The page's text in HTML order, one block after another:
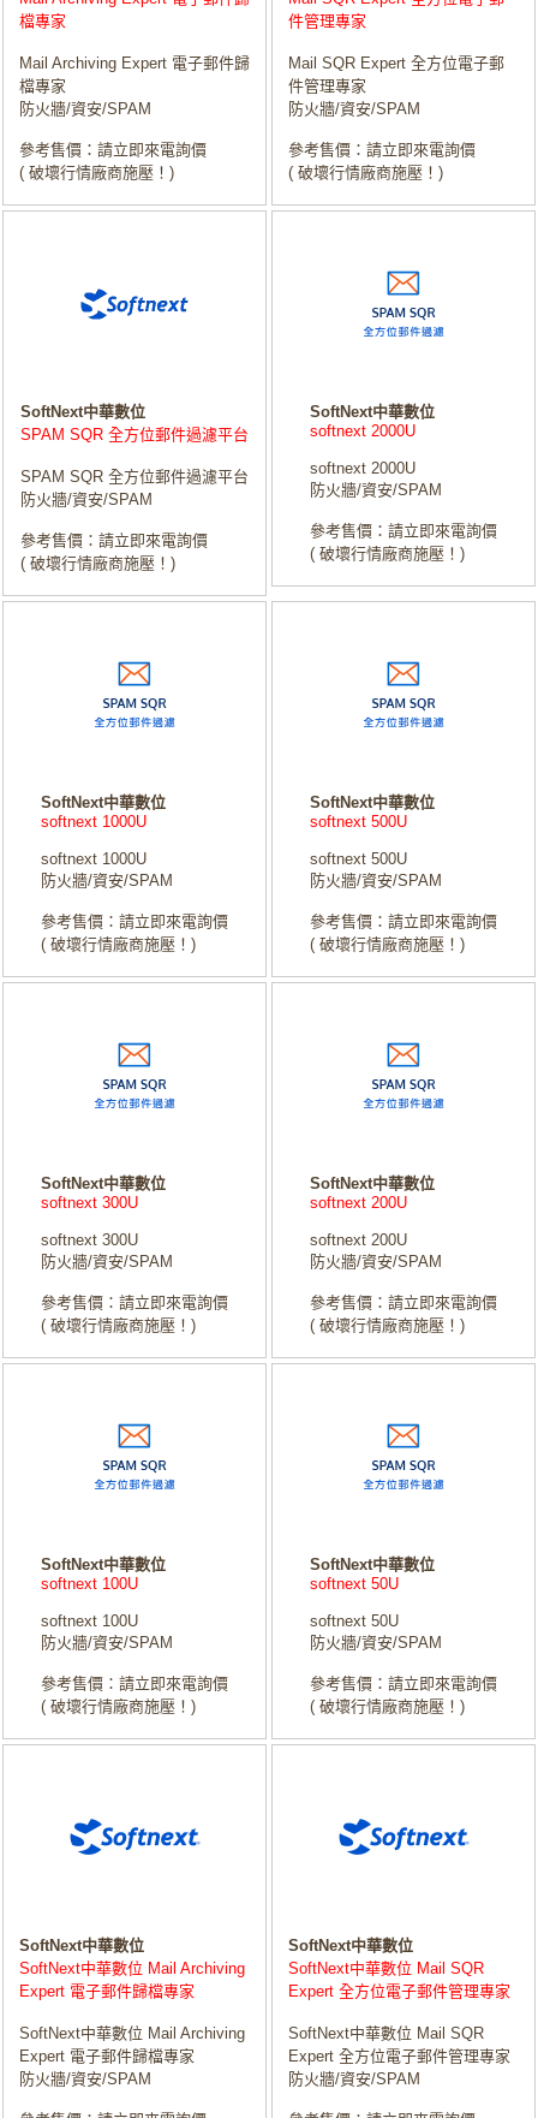
檔專家
Mail Archiving Expert 電子郵件歸
檔專家
防火牆/資安/SPAM
參考售價：請立即來電詢價
( 破壞行情廠商施壓！)
件管理專家
Mail SQR Expert 全方位電子郵
件管理專家
防火牆/資安/SPAM
參考售價：請立即來電詢價
( 破壞行情廠商施壓！)
SoftNext中華數位
SPAM SQR 全方位郵件過濾平台
SPAM SQR 全方位郵件過濾平台
防火牆/資安/SPAM
參考售價：請立即來電詢價
( 破壞行情廠商施壓！)
SoftNext中華數位
softnext 2000U
softnext 2000U
防火牆/資安/SPAM
參考售價：請立即來電詢價
( 破壞行情廠商施壓！)
SoftNext中華數位
softnext 1000U
softnext 1000U
防火牆/資安/SPAM
參考售價：請立即來電詢價
( 破壞行情廠商施壓！)
SoftNext中華數位
softnext 500U
softnext 500U
防火牆/資安/SPAM
參考售價：請立即來電詢價
( 破壞行情廠商施壓！)
SoftNext中華數位
softnext 300U
softnext 300U
防火牆/資安/SPAM
參考售價：請立即來電詢價
( 破壞行情廠商施壓！)
SoftNext中華數位
softnext 200U
softnext 200U
防火牆/資安/SPAM
參考售價：請立即來電詢價
( 破壞行情廠商施壓！)
SoftNext中華數位
softnext 100U
softnext 100U
防火牆/資安/SPAM
參考售價：請立即來電詢價
( 破壞行情廠商施壓！)
SoftNext中華數位
softnext 50U
softnext 50U
防火牆/資安/SPAM
參考售價：請立即來電詢價
( 破壞行情廠商施壓！)
SoftNext中華數位
SoftNext中華數位 Mail Archiving
Expert 電子郵件歸檔專家
SoftNext中華數位 Mail Archiving
Expert 電子郵件歸檔專家
防火牆/資安/SPAM
SoftNext中華數位
SoftNext中華數位 Mail SQR
Expert 全方位電子郵件管理專家
SoftNext中華數位 Mail SQR
Expert 全方位電子郵件管理專家
防火牆/資安/SPAM